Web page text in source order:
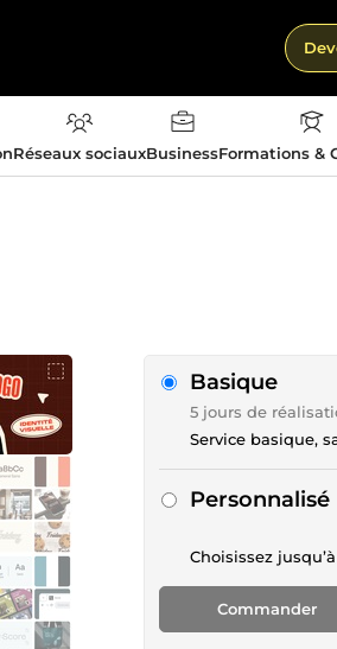
Réseaux sociauxBusinessFormations &
Basique
5 jours de
Service basique,
Personnalisé
Choisissez
Commander